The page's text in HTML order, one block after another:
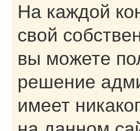
На каждой
свой
вы можете
решение
имеет